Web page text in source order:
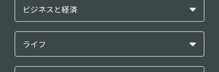
ビジネスと経済
ライフ